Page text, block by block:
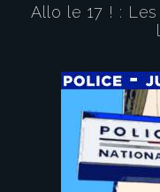
Allo le 17 ! :